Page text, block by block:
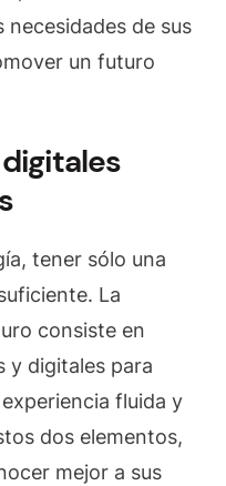
necesidades de sus
un futuro
tener sólo una
La
consiste en
y digitales para
fluida y
dos elementos,
mejor a sus